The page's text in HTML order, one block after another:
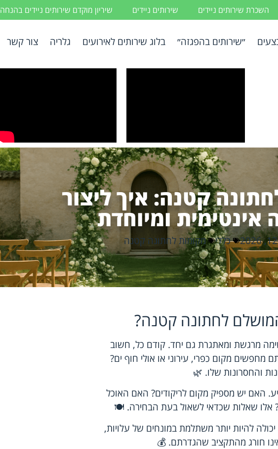
השכרת שירותים ניידים שירותים ניידים שיריון מוקדם שירותים ניידים בהנחה
״שירותים בהפגזה״ בלוג שירותים לאירועים גלריה צור קשר
קטנה: איך ליצור
אינטימית ומיוחדת
כללי מקומות לחתונה קטנה
לחתונה קטנה?
מרגשת ומאתגרת גם יחד. קודם כל, חשוב
מקום כפרי, עירוני או אולי חוף ים?
והחסרונות שלו. 🌿
האם יש מספיק מקום לריקודים? האם האוכל
אלו שאלות שכדאי לשאול בעת הבחירה. 🍽️
להיות יותר משתלמת במונחים של עלויות,
חורג מהתקציב שהגדרתם. 💰